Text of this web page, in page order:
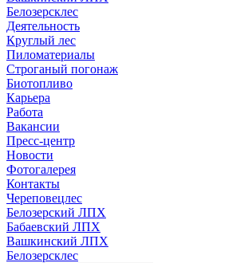
Белозерсклес
Деятельность
Круглый лес
Пиломатериалы
Строганый погонаж
Биотопливо
Карьера
Работа
Вакансии
Пресс-центр
Новости
Фотогалерея
Контакты
Череповецлес
Белозерский ЛПХ
Бабаевский ЛПХ
Вашкинский ЛПХ
Белозерсклес